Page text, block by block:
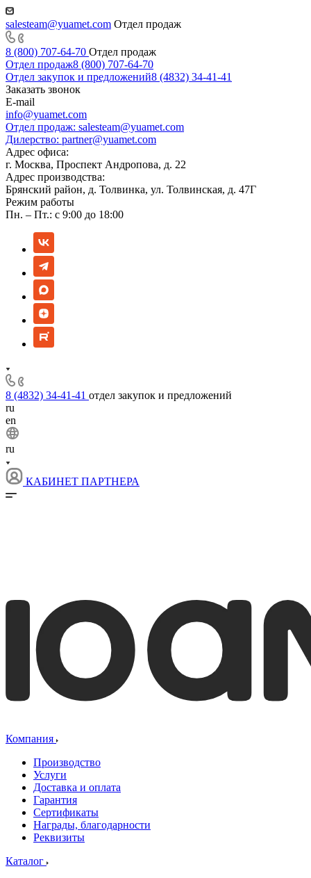
salesteam@yuamet.com Отдел продаж
8 (800) 707-64-70 Отдел продаж
Отдел продаж8 (800) 707-64-70
Отдел закупок и предложений8 (4832) 34-41-41
Заказать звонок
E-mail
info@yuamet.com
Отдел продаж: salesteam@yuamet.com
Дилерство: partner@yuamet.com
Адрес офиса:
г. Москва, Проспект Андропова, д. 22
Адрес производства:
Брянский район, д. Толвинка, ул. Толвинская, д. 47Г
Режим работы
Пн. – Пт.: с 9:00 до 18:00
8 (4832) 34-41-41 отдел закупок и предложений
ru
en
ru
КАБИНЕТ ПАРТНЕРА
Компания
Производство
Услуги
Доставка и оплата
Гарантия
Сертификаты
Награды, благодарности
Реквизиты
Каталог